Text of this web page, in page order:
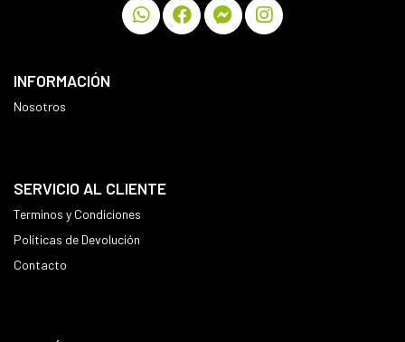
INFORMACIÓN
Nosotros
SERVICIO AL CLIENTE
Terminos y Condiciones
Políticas de Devolución
Contacto